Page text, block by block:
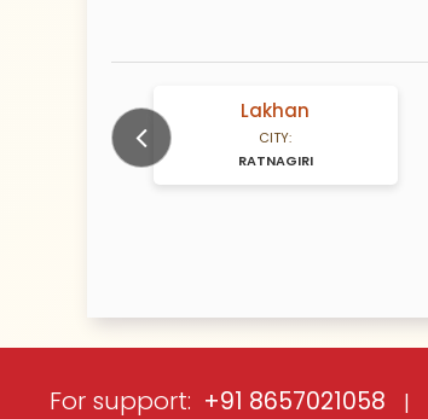
Previous
N/A Years oldLakhan
CITY:
RATNAGIRI
For support: +91 8657021058 |